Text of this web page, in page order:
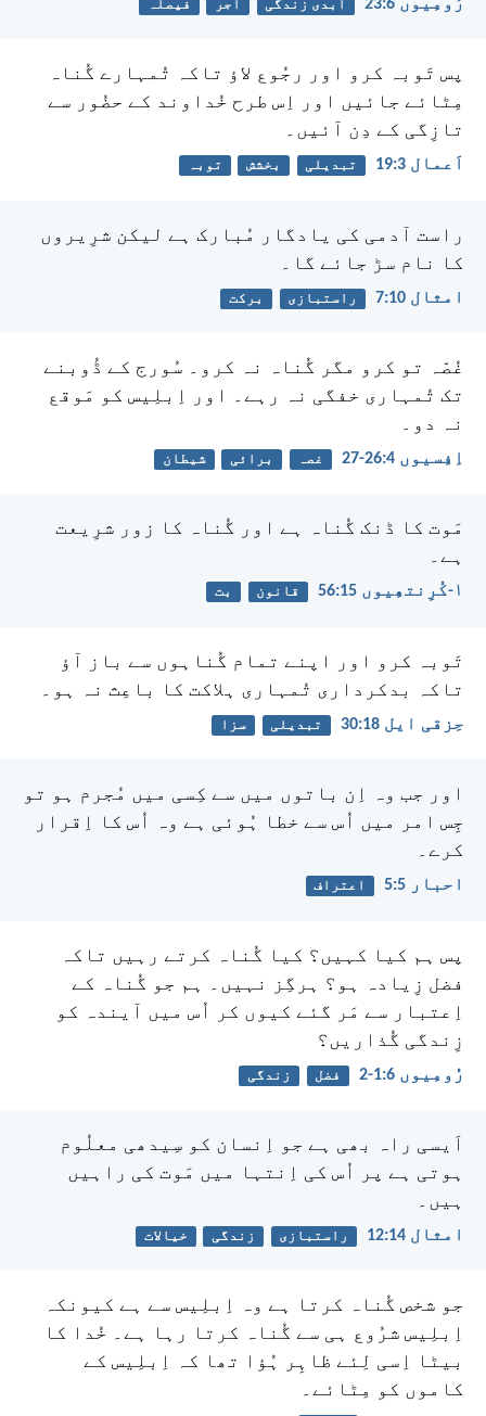
رُومِیوں 6:‏23 ابدی زندگی اجر فیصلہ
پس تَوبہ کرو اور رجُوع لاؤ تاکہ تُمہارے گُناہ
مِٹائے جائیں اور اِس طرح خُداوند کے حضُور سے
تازِگی کے دِن آئیں۔
اَعمال 3:‏19 تبدیلی بخشش توبہ
راست آدمی کی یادگار مُبارک ہے لیکن شرِیروں
کا نام سڑ جائے گا۔
امثال 10:‏7 راستبازی برکت
غُصّہ تو کرو مگر گُناہ نہ کرو۔ سُورج کے ڈُوبنے
تک تُمہاری خفگی نہ رہے۔ اور اِبلِیس کو مَوقع
نہ دو۔
اِفِسیوں 4:‏26-‏27 غصہ برائی شیطان
مَوت کا ڈنک گُناہ ہے اور گُناہ کا زور شرِیعت
ہے۔
۱-کُرِنتھِیوں 15:‏56 قانون بت
تَوبہ کرو اور اپنے تمام گُناہوں سے باز آؤ
تاکہ بدکرداری تُمہاری ہلاکت کا باعِث نہ ہو۔
حِزقی ایل 18:‏30 تبدیلی سزا
اور جب وہ اِن باتوں میں سے کِسی میں مُجرم ہو تو
جِس امر میں اُس سے خطا ہُوئی ہے وہ اُس کا اِقرار
کرے۔
احبار 5:‏5 اعتراف
پس ہم کیا کہیں؟ کیا گُناہ کرتے رہیں تاکہ
فضل زِیادہ ہو؟ ہرگِز نہیں۔ ہم جو گُناہ کے
اِعتبار سے مَر گئے کیوں کر اُس میں آیندہ کو
زِندگی گُذاریں؟
رُومِیوں 6:‏1-‏2 فضل زندگی
اَیسی راہ بھی ہے جو اِنسان کو سِیدھی معلُوم
ہوتی ہے پر اُس کی اِنتہا میں مَوت کی راہیں
ہیں۔
امثال 14:‏12 راستبازی زندگی خیالات
جو شخص گُناہ کرتا ہے وہ اِبلِیس سے ہے کیونکہ
اِبلِیس شرُوع ہی سے گُناہ کرتا رہا ہے۔ خُدا کا
بیٹا اِسی لِئے ظاہِر ہُؤا تھا کہ اِبلِیس کے
کاموں کو مِٹائے۔